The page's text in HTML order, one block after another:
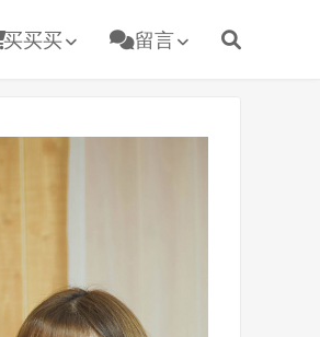
买买买 留言